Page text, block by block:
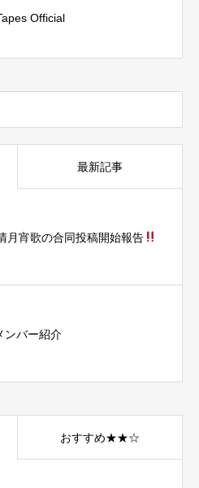
Official
最新記事
月宵歌の合同投稿開始報告
ンバー紹介
おすすめ★★☆